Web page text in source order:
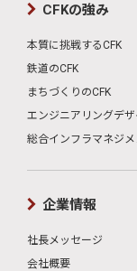
CFKの強み
本質に挑戦するCFK
鉄道のCFK
まちづくりのCFK
エンジニアリングデザ
総合インフラマネジメ
企業情報
社長メッセージ
会社概要